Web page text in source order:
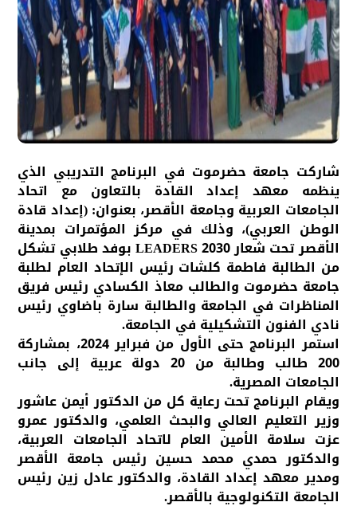
شاركت جامعة حضرموت في البرنامج التدريبي الذي
ينظمه معهد إعداد القادة بالتعاون مع اتحاد
الجامعات العربية وجامعة الأقصر، بعنوان: (إعداد قادة
الوطن العربي)، وذلك في مركز المؤتمرات بمدينة
الأقصر تحت شعار LEADERS 2030 بوفد طلابي تشكل
من الطالبة فاطمة كلشات رئيس الإتحاد العام لطلبة
جامعة حضرموت والطالب معاذ الكسادي رئيس فريق
المناظرات في الجامعة والطالبة سارة باضاوي رئيس
نادي الفنون التشكيلية في الجامعة.
استمر البرنامج حتى الأول من فبراير 2024، بمشاركة
200 طالب وطالبة من 20 دولة عربية إلى جانب
الجامعات المصرية.
ويقام البرنامج تحت رعاية كل من الدكتور أيمن عاشور
وزير التعليم العالي والبحث العلمي، والدكتور عمرو
عزت سلامة الأمين العام لاتحاد الجامعات العربية،
والدكتور حمدي محمد حسين رئيس جامعة الأقصر
ومدير معهد إعداد القادة، والدكتور عادل زين رئيس
الجامعة التكنولوجية بالأقصر.